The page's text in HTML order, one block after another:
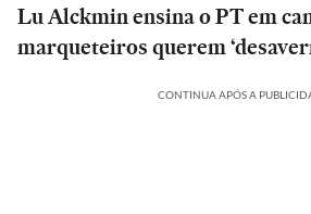
Lu Alckmin ensina o PT em
marqueteiros querem
CONTINUA APÓS A